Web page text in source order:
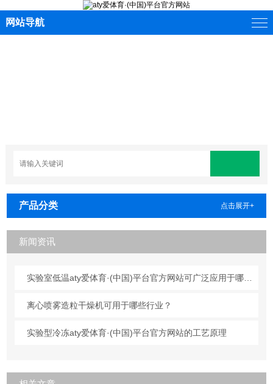
网站导航
产品分类 点击展开+
新闻资讯
实验室低温aty爱体育·(中国)平台官方网站可广泛应用于哪些行业？
离心喷雾造粒干燥机可用于哪些行业？
实验型冷冻aty爱体育·(中国)平台官方网站的工艺原理